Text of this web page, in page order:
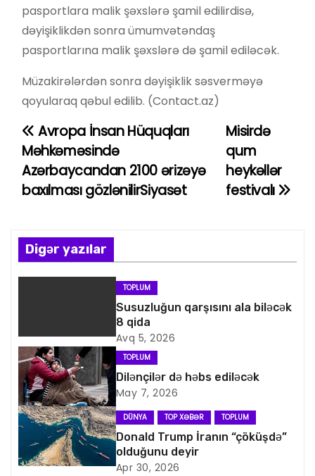
pasportlara malik şəxslərə şamil edilirdisə,
dəyişiklikdən sonra ümumvətəndaş
pasportlarına malik şəxslərə də şamil ediləcək.
Müzakirələrdən sonra dəyişiklik səsverməyə
qoyularaq qəbul edilib. (Contact.az)
Y
a
z
n
a
i
q
a
s
i
Misirdə
qum
heykəllər
festivalı
Avropa İnsan Hüquqları
Məhkəməsində
Azərbaycandan 2100 ərizəyə
baxılması gözlənilirSiyasət
Digər yazılar
TOPLUM
Susuzluğun qarşısını ala biləcək
8 qida
Avq 5, 2026
TOPLUM
Dilənçilər də həbs ediləcək
May 7, 2026
DÜNYA TOP XƏBƏR TOPLUM
Donald Trump İranın “çöküşdə”
olduğunu deyir
Apr 30, 2026